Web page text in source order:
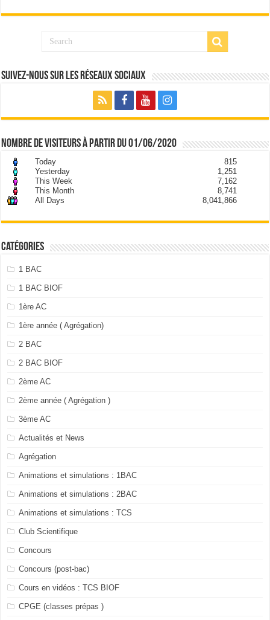
Suivez-nous sur les Réseaux Sociaux
nombre de visiteurs à partir du 01/06/2020
Today
815
Yesterday
1,251
This Week
7,162
This Month
8,741
All Days
8,041,866
Catégories
1 BAC
1 BAC BIOF
1ère AC
1ère année ( Agrégation)
2 BAC
2 BAC BIOF
2ème AC
2ème année ( Agrégation )
3ème AC
Actualités et News
Agrégation
Animations et simulations : 1BAC
Animations et simulations : 2BAC
Animations et simulations : TCS
Club Scientifique
Concours
Concours (post-bac)
Cours en vidéos : TCS BIOF
CPGE (classes prépas )